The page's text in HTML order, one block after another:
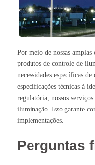
Por meio de nossas amplas
produtos de controle de
necessidades específicas
especificações técnicas à
regulatória, nossos
iluminação. Isso garante
implementações.
Perguntas